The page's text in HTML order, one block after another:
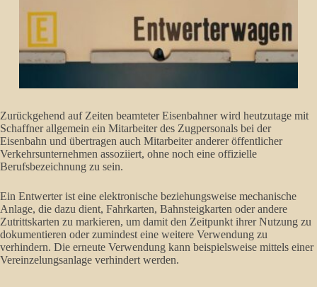
Zurückgehend auf Zeiten beamteter Eisenbahner wird heutzutage mit
Schaffner allgemein ein Mitarbeiter des Zugpersonals bei der
Eisenbahn und übertragen auch Mitarbeiter anderer öffentlicher
Verkehrsunternehmen assoziiert, ohne noch eine offizielle
Berufsbezeichnung zu sein.
Ein Entwerter ist eine elektronische beziehungsweise mechanische
Anlage, die dazu dient, Fahrkarten, Bahnsteigkarten oder andere
Zutrittskarten zu markieren, um damit den Zeitpunkt ihrer Nutzung zu
dokumentieren oder zumindest eine weitere Verwendung zu
verhindern. Die erneute Verwendung kann beispielsweise mittels einer
Vereinzelungsanlage verhindert werden.